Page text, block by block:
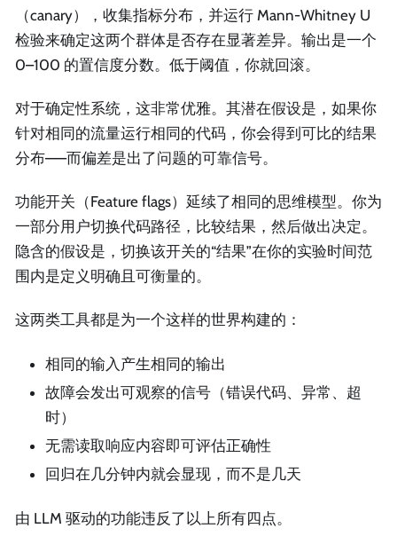
（canary），收集指标分布，并运行 Mann-Whitney U
检验来确定这两个群体是否存在显著差异。输出是一个
0–100 的置信度分数。低于阈值，你就回滚。
对于确定性系统，这非常优雅。其潜在假设是，如果你
针对相同的流量运行相同的代码，你会得到可比的结果
分布——而偏差是出了问题的可靠信号。
功能开关（Feature flags）延续了相同的思维模型。你为
一部分用户切换代码路径，比较结果，然后做出决定。
隐含的假设是，切换该开关的“结果”在你的实验时间范
围内是定义明确且可衡量的。
这两类工具都是为一个这样的世界构建的：
相同的输入产生相同的输出
故障会发出可观察的信号（错误代码、异常、超
时）
无需读取响应内容即可评估正确性
回归在几分钟内就会显现，而不是几天
由 LLM 驱动的功能违反了以上所有四点。